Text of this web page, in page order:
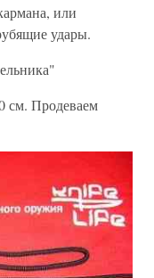
или
удары.
см. Продеваем